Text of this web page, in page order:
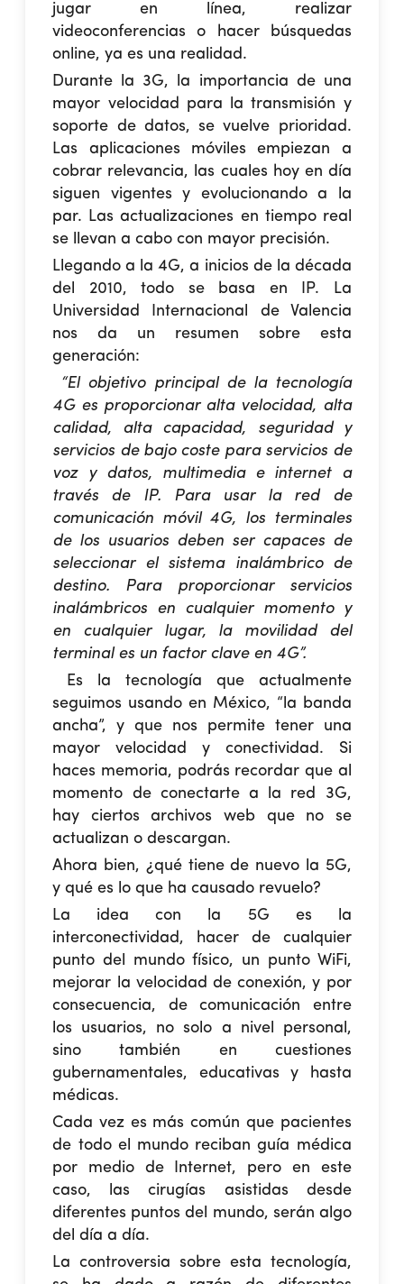
jugar en línea, realizar
videoconferencias o hacer búsquedas
online, ya es una realidad.
Durante la 3G, la importancia de una
mayor velocidad para la transmisión y
soporte de datos, se vuelve prioridad.
Las aplicaciones móviles empiezan a
cobrar relevancia, las cuales hoy en día
siguen vigentes y evolucionando a la
par. Las actualizaciones en tiempo real
se llevan a cabo con mayor precisión.
Llegando a la 4G, a inicios de la década
del 2010, todo se basa en IP. La
Universidad Internacional de Valencia
nos da un resumen sobre esta
generación:
“El objetivo principal de la tecnología
4G es proporcionar alta velocidad, alta
calidad, alta capacidad, seguridad y
servicios de bajo coste para servicios de
voz y datos, multimedia e internet a
través de IP. Para usar la red de
comunicación móvil 4G, los terminales
de los usuarios deben ser capaces de
seleccionar el sistema inalámbrico de
destino. Para proporcionar servicios
inalámbricos en cualquier momento y
en cualquier lugar, la movilidad del
terminal es un factor clave en 4G”.
Es la tecnología que actualmente
seguimos usando en México, “la banda
ancha”, y que nos permite tener una
mayor velocidad y conectividad. Si
haces memoria, podrás recordar que al
momento de conectarte a la red 3G,
hay ciertos archivos web que no se
actualizan o descargan.
Ahora bien, ¿qué tiene de nuevo la 5G,
y qué es lo que ha causado revuelo?
La idea con la 5G es la
interconectividad, hacer de cualquier
punto del mundo físico, un punto WiFi,
mejorar la velocidad de conexión, y por
consecuencia, de comunicación entre
los usuarios, no solo a nivel personal,
sino también en cuestiones
gubernamentales, educativas y hasta
médicas.
Cada vez es más común que pacientes
de todo el mundo reciban guía médica
por medio de Internet, pero en este
caso, las cirugías asistidas desde
diferentes puntos del mundo, serán algo
del día a día.
La controversia sobre esta tecnología,